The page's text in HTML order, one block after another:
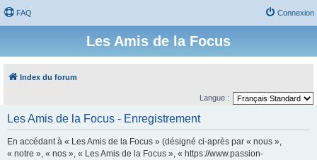
FAQ Connexion
Les Amis de la Focus
Index du forum
Langue :
Les Amis de la Focus - Enregistrement
En accédant à « Les Amis de la Focus » (désigné ci-après par « nous »,
« notre », « nos », « Les Amis de la Focus », « https://www.passion-